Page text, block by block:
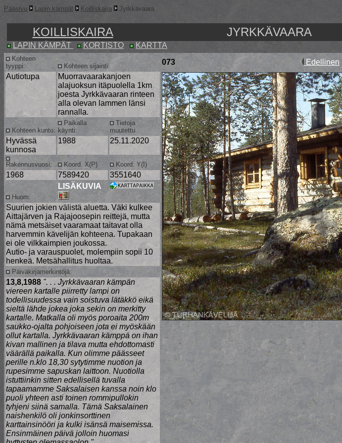
Pääsivu Lapin kämpät Koilliskaira Jyrkkävaara
KOILLISKAIRA JYRKKÄVAARA
LAPIN KÄMPÄT KORTISTO KARTTA
Kohteen
tyyppi:
Kohteen sijainti: 073 Edellinen
Autiotupa
Muorravaarakanjoen
alajuoksun itäpuolella 1km
joesta Jyrkkävaaran rinteen
alla olevan lammen länsi
rannalla.
Kohteen kunto:
Paikalla
käynti:
Tietoja
muutettu
Hyvässä
kunnosa
1988 25.11.2020
Rakennusvuosi: Koord. X(P) Koord. Y(I)
1968 7589420 3551640
Huom:
LISÄKUVIA
Suurien jokien välistä aluetta. Väki kulkee
Aittajärven ja Rajajoosepin reittejä, mutta
nämä metsäiset vaaramaat taitavat olla
harvemmin kävelijän kohteena. Tupakaan
ei ole vilkkaimpien joukossa.
Autio- ja varauspuolet, molempiin sopii 10
henkeä. Metsähallitus huoltaa.
Päiväkirjamerkintöjä:
13,8,1988 ". . . Jyrkkävaaran kämpän
viereen kartalle piirretty lampi on
todellisuudessa vain soistuva lätäkkö eikä
sieltä lähde jokea joka sekin on merkitty
kartalle. Matkalla oli myös poroaita 200m
saukko-ojalta pohjoiseen jota ei myöskään
ollut kartalla. Jyrkkävaaran kämppä on ihan
kivan mallinen ja tilava mutta ehdottomasti
väärällä paikalla. Kun olimme päässeet
perille n.klo 18,30 sytytimme nuotion ja
rupesimme sapuskan laittoon. Nuotiolla
istuttiinkin sitten edellisellä tuvalla
tapaamamme Saksalaisen kanssa noin klo
puoli yhteen asti toinen rommipullokin
tyhjeni siinä samalla. Tämä Saksalainen
naishenkilö oli jonkinsorttinen
karttainsinööri ja kulki isänsä maisemissa.
Ensinmäinen päivä jolloin huomasi